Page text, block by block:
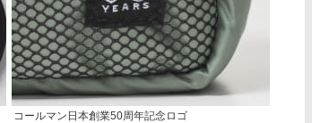
コールマン日本創業50周年記念ロゴ